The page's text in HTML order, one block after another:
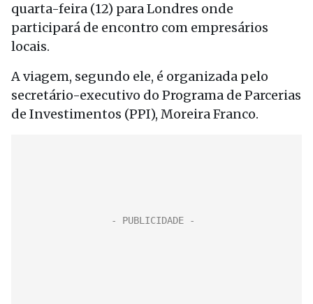
quarta-feira (12) para Londres onde
participará de encontro com empresários
locais.
A viagem, segundo ele, é organizada pelo
secretário-executivo do Programa de Parcerias
de Investimentos (PPI), Moreira Franco.